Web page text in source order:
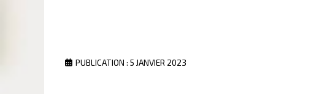
PUBLICATION : 5 JANVIER 2023